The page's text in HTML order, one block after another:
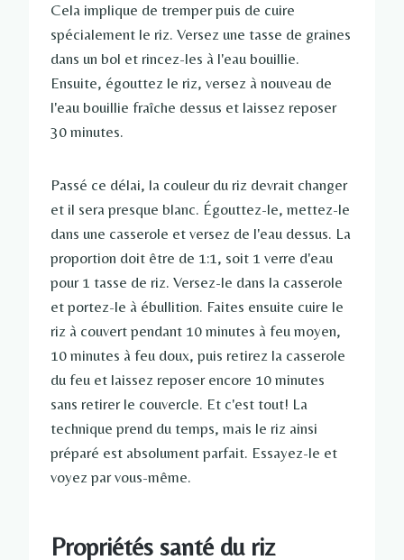
Cela implique de tremper puis de cuire
spécialement le riz. Versez une tasse de graines
dans un bol et rincez-les à l'eau bouillie.
Ensuite, égouttez le riz, versez à nouveau de
l'eau bouillie fraîche dessus et laissez reposer
30 minutes.
Passé ce délai, la couleur du riz devrait changer
et il sera presque blanc. Égouttez-le, mettez-le
dans une casserole et versez de l'eau dessus. La
proportion doit être de 1:1, soit 1 verre d'eau
pour 1 tasse de riz. Versez-le dans la casserole
et portez-le à ébullition. Faites ensuite cuire le
riz à couvert pendant 10 minutes à feu moyen,
10 minutes à feu doux, puis retirez la casserole
du feu et laissez reposer encore 10 minutes
sans retirer le couvercle. Et c'est tout! La
technique prend du temps, mais le riz ainsi
préparé est absolument parfait. Essayez-le et
voyez par vous-même.
Propriétés santé du riz